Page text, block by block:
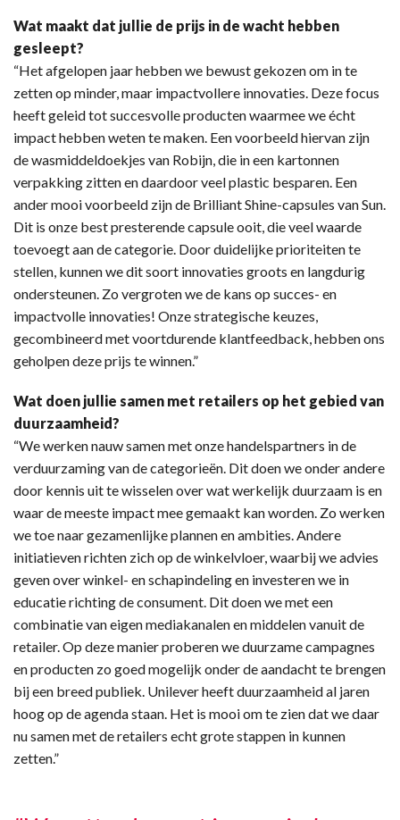
Wat maakt dat jullie de prijs in de wacht hebben
gesleept?
“Het afgelopen jaar hebben we bewust gekozen om in te
zetten op minder, maar impactvollere innovaties. Deze focus
heeft geleid tot succesvolle producten waarmee we écht
impact hebben weten te maken. Een voorbeeld hiervan zijn
de wasmiddeldoekjes van Robijn, die in een kartonnen
verpakking zitten en daardoor veel plastic besparen. Een
ander mooi voorbeeld zijn de Brilliant Shine-capsules van Sun.
Dit is onze best presterende capsule ooit, die veel waarde
toevoegt aan de categorie. Door duidelijke prioriteiten te
stellen, kunnen we dit soort innovaties groots en langdurig
ondersteunen. Zo vergroten we de kans op succes- en
impactvolle innovaties! Onze strategische keuzes,
gecombineerd met voortdurende klantfeedback, hebben ons
geholpen deze prijs te winnen.”
Wat doen jullie samen met retailers op het gebied van
duurzaamheid?
“We werken nauw samen met onze handelspartners in de
verduurzaming van de categorieën. Dit doen we onder andere
door kennis uit te wisselen over wat werkelijk duurzaam is en
waar de meeste impact mee gemaakt kan worden. Zo werken
we toe naar gezamenlijke plannen en ambities. Andere
initiatieven richten zich op de winkelvloer, waarbij we advies
geven over winkel- en schapindeling en investeren we in
educatie richting de consument. Dit doen we met een
combinatie van eigen mediakanalen en middelen vanuit de
retailer. Op deze manier proberen we duurzame campagnes
en producten zo goed mogelijk onder de aandacht te brengen
bij een breed publiek. Unilever heeft duurzaamheid al jaren
hoog op de agenda staan. Het is mooi om te zien dat we daar
nu samen met de retailers echt grote stappen in kunnen
zetten.”